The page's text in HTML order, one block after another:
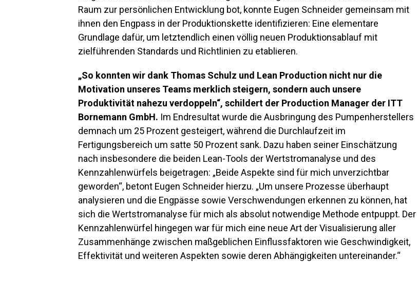
Raum zur persönlichen Entwicklung bot, konnte Eugen Schneider gemeinsam mit
ihnen den Engpass in der Produktionskette identifizieren: Eine elementare
Grundlage dafür, um letztendlich einen völlig neuen Produktionsablauf mit
zielführenden Standards und Richtlinien zu etablieren.
„So konnten wir dank Thomas Schulz und Lean Production nicht nur die
Motivation unseres Teams merklich steigern, sondern auch unsere
Produktivität nahezu verdoppeln“, schildert der Production Manager der ITT
Bornemann GmbH. Im Endresultat wurde die Ausbringung des Pumpenherstellers
demnach um 25 Prozent gesteigert, während die Durchlaufzeit im
Fertigungsbereich um satte 50 Prozent sank. Dazu haben seiner Einschätzung
nach insbesondere die beiden Lean-Tools der Wertstromanalyse und des
Kennzahlenwürfels beigetragen: „Beide Aspekte sind für mich unverzichtbar
geworden“, betont Eugen Schneider hierzu. „Um unsere Prozesse überhaupt
analysieren und die Engpässe sowie Verschwendungen erkennen zu können, hat
sich die Wertstromanalyse für mich als absolut notwendige Methode entpuppt. Der
Kennzahlenwürfel hingegen war für mich eine neue Art der Visualisierung aller
Zusammenhänge zwischen maßgeblichen Einflussfaktoren wie Geschwindigkeit,
Effektivität und weiteren Aspekten sowie deren Abhängigkeiten untereinander.“